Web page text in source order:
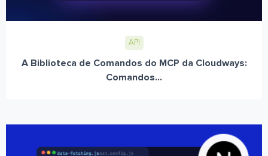
API
A Biblioteca de Comandos do MCP da Cloudways:
Comandos...